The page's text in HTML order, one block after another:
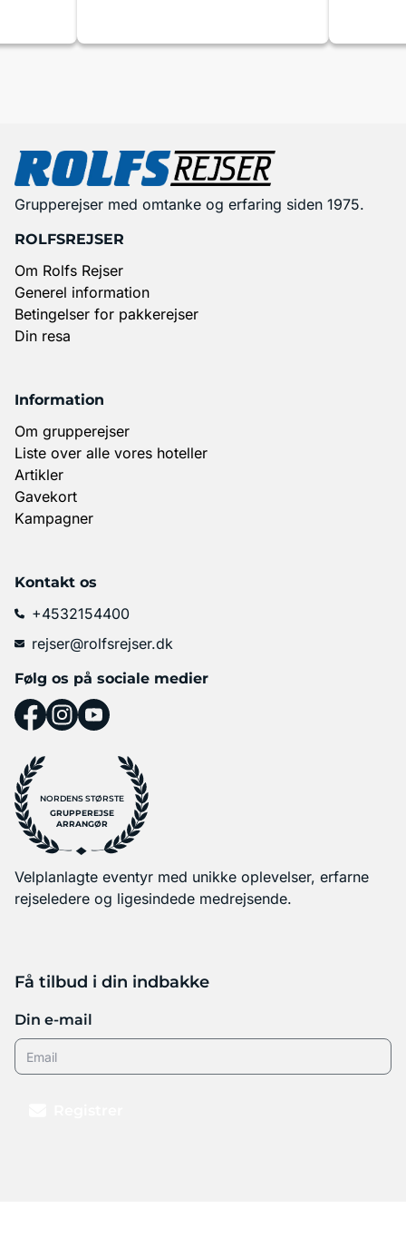
Grupperejser med omtanke og erfaring siden 1975.
ROLFSREJSER
Om Rolfs Rejser
Generel information
Betingelser for pakkerejser
Din resa
Information
Om grupperejser
Liste over alle vores hoteller
Artikler
Gavekort
Kampagner
Kontakt os
+4532154400
rejser@rolfsrejser.dk
Følg os på sociale medier
NORDENS STØRSTE
GRUPPEREJSE
ARRANGØR
Velplanlagte eventyr med unikke oplevelser, erfarne
rejseledere og ligesindede medrejsende.
Få tilbud i din indbakke
Din e-mail